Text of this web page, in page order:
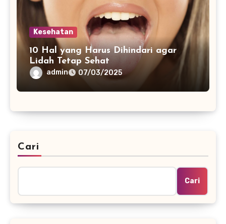
Kesehatan
10 Hal yang Harus Dihindari agar
Lidah Tetap Sehat
admin 07/03/2025
Cari
Cari